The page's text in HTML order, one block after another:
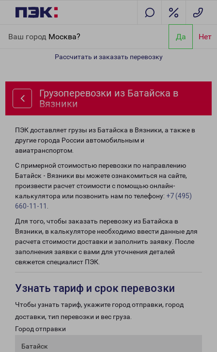
Ваш город Москва? Да Нет
Рассчитать и заказать перевозку
Грузоперевозки из Батайска в
Вязники
ПЭК доставляет грузы из Батайска в Вязники, а также в
другие города России автомобильным и
авиатранспортом.
С примерной стоимостью перевозки по направлению
Батайск - Вязники вы можете ознакомиться на сайте,
произвести расчет стоимости с помощью онлайн-
калькулятора или позвонить нам по телефону: +7 (495)
660-11-11
Для того, чтобы заказать перевозку из Батайска в
Вязники, в калькуляторе необходимо ввести данные для
расчета стоимости доставки и заполнить заявку. После
заполнения заявки с вами для уточнения деталей
свяжется специалист ПЭК.
Узнать тариф и срок перевозки
Чтобы узнать тариф, укажите город отправки, город
доставки, тип перевозки и вес груза.
Город отправки
Батайск